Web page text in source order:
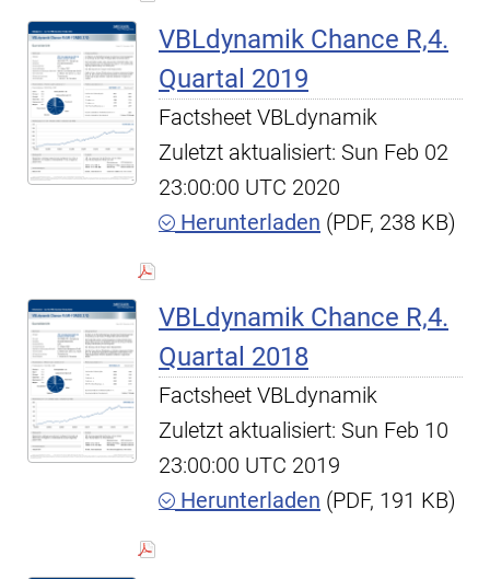
VBLdynamik Chance R,4.
Quartal 2019
Factsheet VBLdynamik
Zuletzt aktualisiert: Sun Feb 02
23:00:00 UTC 2020
Herunterladen (PDF, 238 KB)
VBLdynamik Chance R,4.
Quartal 2018
Factsheet VBLdynamik
Zuletzt aktualisiert: Sun Feb 10
23:00:00 UTC 2019
Herunterladen (PDF, 191 KB)